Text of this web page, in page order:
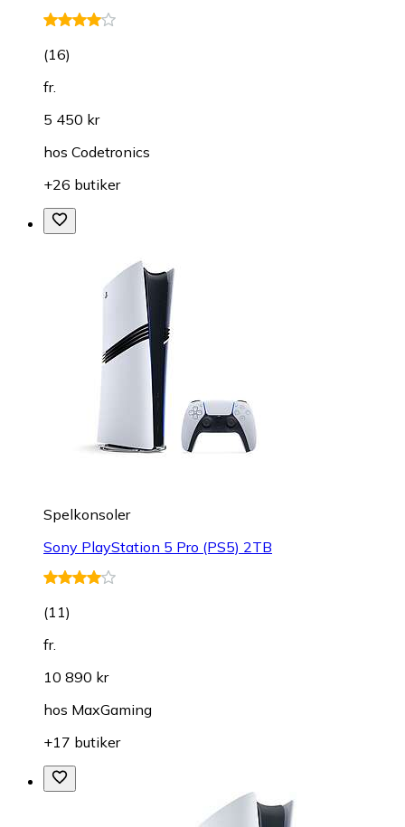
(16)
fr.
5 450 kr
hos Codetronics
+26 butiker
Spelkonsoler
Sony PlayStation 5 Pro (PS5) 2TB
(11)
fr.
10 890 kr
hos MaxGaming
+17 butiker